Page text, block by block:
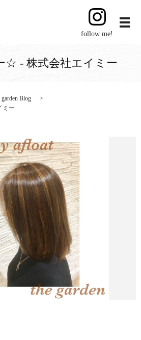
follow me!
☆ - 株式会社エイミー
garden Blog
ミー